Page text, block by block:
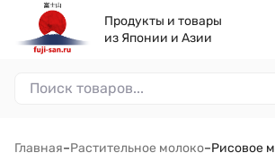
Продукты и товары
из Японии и Азии
Главная–Растительное молоко–Рисовое